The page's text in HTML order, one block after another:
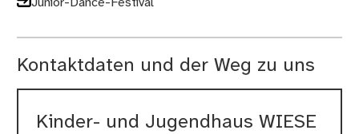
Junior-Dance-Festival
Kontaktdaten und der Weg zu uns
Kinder- und Jugendhaus WIESE